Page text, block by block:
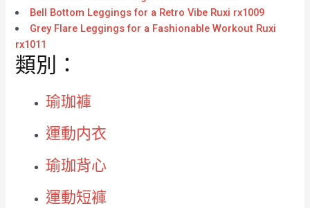
Bell Bottom Leggings for a Retro Vibe Ruxi rx1009
Grey Flare Leggings for a Fashionable Workout Ruxi
rx1011
類別：
瑜珈褲
運動内衣
瑜珈背心
運動短褲